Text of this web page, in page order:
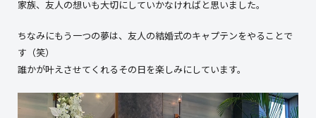
家族、友人の想いも大切にしていかなければと思いました。
ちなみにもう一つの夢は、友人の結婚式のキャプテンをやることで
す（笑）
誰かが叶えさせてくれるその日を楽しみにしています。